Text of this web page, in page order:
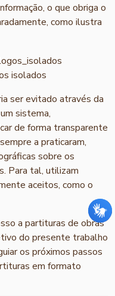
o que obriga o
como ilustra
isolados
ser evitado através da
sistema,
de forma transparente
a praticaram,
sobre os
Para tal, utilizam
aceitos, como o
a partituras de obras
do presente trabalho
os próximos passos
em formato